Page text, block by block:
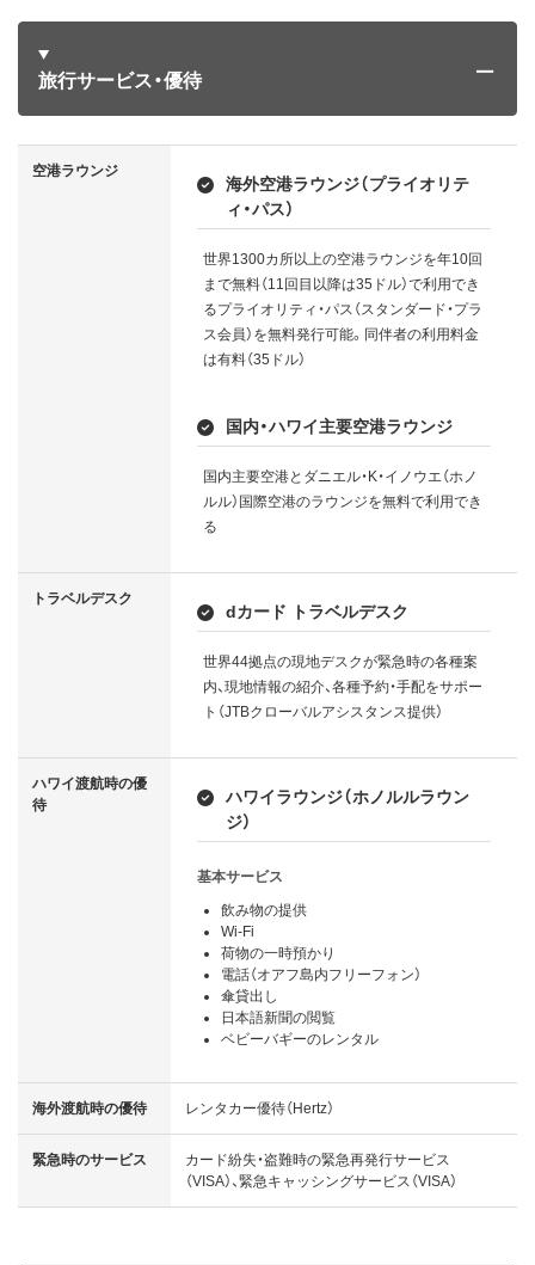
旅行サービス・優待
空港ラウンジ
海外空港ラウンジ（プライオリテ
ィ・パス）
世界1300カ所以上の空港ラウンジを年10回
まで無料（11回目以降は35ドル）で利用でき
るプライオリティ・パス（スタンダード・プラ
ス会員）を無料発行可能。同伴者の利用料金
は有料（35ドル）
国内・ハワイ主要空港ラウンジ
国内主要空港とダニエル・K・イノウエ（ホノ
ルル）国際空港のラウンジを無料で利用でき
る
トラベルデスク
dカード トラベルデスク
世界44拠点の現地デスクが緊急時の各種案
内、現地情報の紹介、各種予約・手配をサポー
ト（JTBクローバルアシスタンス提供）
ハワイ渡航時の優
待
ハワイラウンジ（ホノルルラウン
ジ）
基本サービス
飲み物の提供
Wi-Fi
荷物の一時預かり
電話（オアフ島内フリーフォン）
傘貸出し
日本語新聞の閲覧
ベビーバギーのレンタル
海外渡航時の優待 レンタカー優待（Hertz）
緊急時のサービス
カード紛失・盗難時の緊急再発行サービス
（VISA）、緊急キャッシングサービス（VISA）